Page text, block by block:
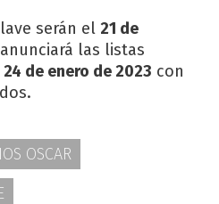
serán el 21 de
las listas
24 de enero de 2023 con
OSCAR